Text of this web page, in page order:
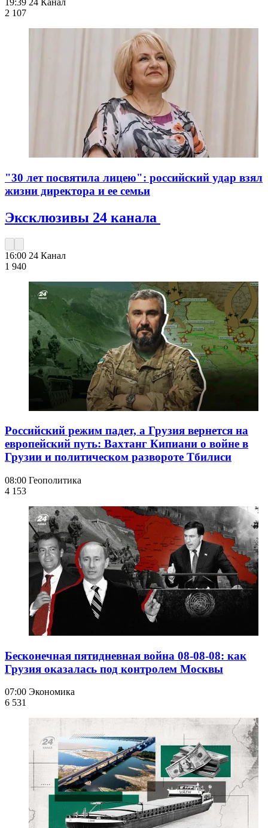
19:39 24 Канал
2 107
"30 лет посвятила лицею": российский удар взял
жизни директора и ее семьи
Эксклюзивы 24 канала
16:00 24 Канал
1 940
Российский режим падет, а Грузия вернется на
европейский путь: Вахтанг Кипиани о войне в
Грузии и политическом развороте Тбилиси
08:00 Геополитика
4 153
Бесконечная пятидневная война 08-08-08: как
Грузия оказалась под контролем Москвы
07:00 Экономика
6 531